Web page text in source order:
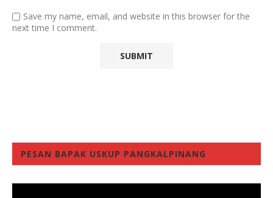
Save my name, email, and website in this browser for the
next time I comment.
PESAN BAPAK USKUP PANGKALPINANG